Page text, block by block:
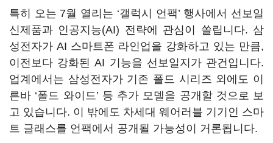
특히 오는 7월 열리는 ‘갤럭시 언팩’ 행사에서 선보일
신제품과 인공지능(AI) 전략에 관심이 쏠립니다. 삼
성전자가 AI 스마트폰 라인업을 강화하고 있는 만큼,
이전보다 강화된 AI 기능을 선보일지가 관건입니다.
업계에서는 삼성전자가 기존 폴드 시리즈 외에도 이
른바 ‘폴드 와이드’ 등 추가 모델을 공개할 것으로 보
고 있습니다. 이 밖에도 차세대 웨어러블 기기인 스마
트 글래스를 언팩에서 공개될 가능성이 거론됩니다.